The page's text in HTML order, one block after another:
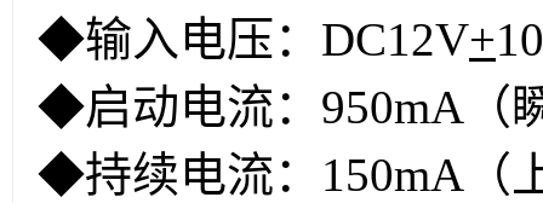
◆输入电压：DC12V+
◆启动电流：950mA（
◆持续电流：150mA（